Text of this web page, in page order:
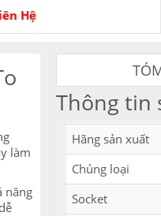
Hệ
làm
năng
Thông tin
Hãng sản xuất
Chủng loại
Socket